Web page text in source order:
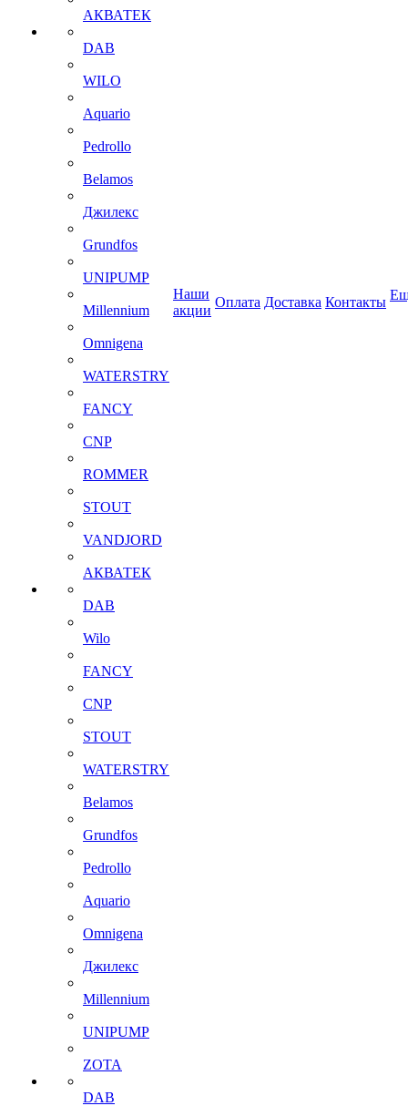
АКВАТЕК
DAB
WILO
Aquario
Pedrollo
Belamos
Джилекс
Grundfos
UNIPUMP
Millennium
Omnigena
WATERSTRY
FANCY
CNP
ROMMER
STOUT
VANDJORD
АКВАТЕК
DAB
Wilo
FANCY
CNP
STOUT
WATERSTRY
Belamos
Grundfos
Pedrollo
Aquario
Omnigena
Джилекс
Millennium
UNIPUMP
ZOTA
DAB
Наши
акции
Оплата Доставка Контакты